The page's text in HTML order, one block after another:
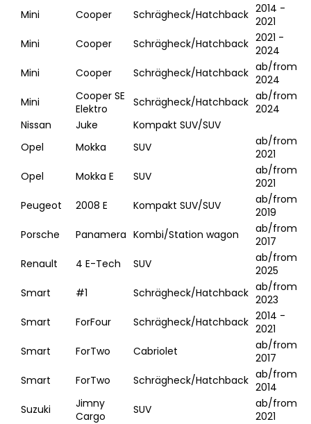
Mini
Cooper Schrägheck/Hatchback 2014 -
2021
Mini
Cooper Schrägheck/Hatchback 2021 -
2024
Mini
Cooper Schrägheck/Hatchback ab/from
2024
Mini
Cooper SE
Elektro
Schrägheck/Hatchback ab/from
2024
Nissan
Juke
Kompakt SUV/SUV
Opel
Mokka SUV
ab/from
2021
Opel
Mokka E SUV
ab/from
2021
Peugeot
2008 E Kompakt SUV/SUV
ab/from
2019
Porsche
Panamera Kombi/Station wagon
ab/from
2017
Renault
4 E-Tech SUV
ab/from
2025
Smart
#1 Schrägheck/Hatchback ab/from
2023
Smart
ForFour Schrägheck/Hatchback 2014 -
2021
Smart
ForTwo Cabriolet
ab/from
2017
Smart
ForTwo Schrägheck/Hatchback ab/from
2014
Suzuki
Jimny
Cargo
SUV
ab/from
2021